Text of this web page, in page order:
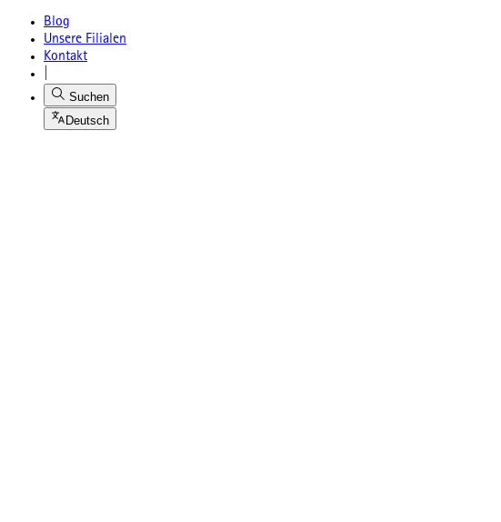
Blog
Unsere Filialen
Kontakt
Suchen
Deutsch